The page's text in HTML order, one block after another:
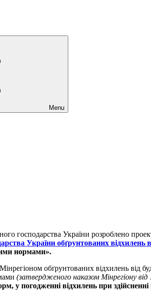
Menu
господарства України розроблено
України обґрунтованих відхилень
нормами».
обґрунтованих відхилень від
(затвердженого наказом Мінрегіону
у погодженні відхилень при